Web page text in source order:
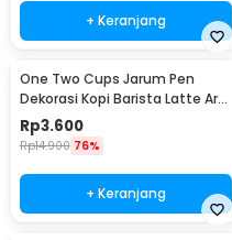
+ Keranjang
One Two Cups Jarum Pen
Dekorasi Kopi Barista Latte Art
Needle 13cm - F3F27
Rp3.600
Rp14.900 76%
+ Keranjang